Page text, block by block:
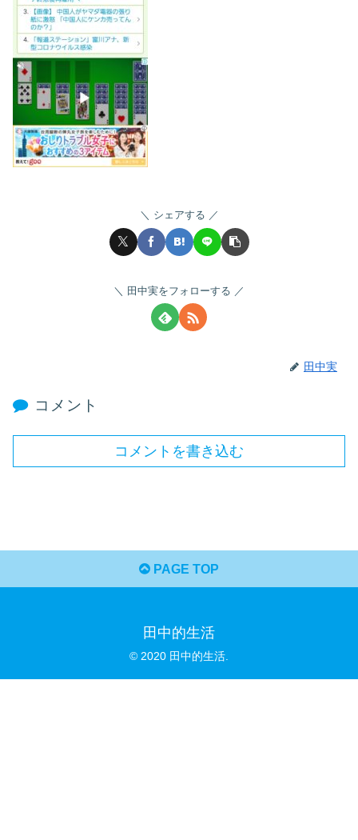
シェアする
田中実をフォローする
田中実
コメント
コメントを書き込む
PAGE TOP
田中的生活
© 2020 田中的生活.